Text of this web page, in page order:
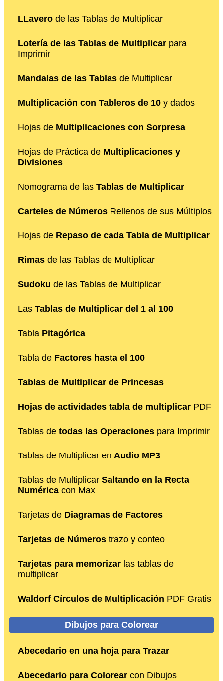
LLavero de las Tablas de Multiplicar
Lotería de las Tablas de Multiplicar para
Imprimir
Mandalas de las Tablas de Multiplicar
Multiplicación con Tableros de 10 y dados
Hojas de Multiplicaciones con Sorpresa
Hojas de Práctica de Multiplicaciones y
Divisiones
Nomograma de las Tablas de Multiplicar
Carteles de Números Rellenos de sus Múltiplos
Hojas de Repaso de cada Tabla de Multiplicar
Rimas de las Tablas de Multiplicar
Sudoku de las Tablas de Multiplicar
Las Tablas de Multiplicar del 1 al 100
Tabla Pitagórica
Tabla de Factores hasta el 100
Tablas de Multiplicar de Princesas
Hojas de actividades tabla de multiplicar PDF
Tablas de todas las Operaciones para Imprimir
Tablas de Multiplicar en Audio MP3
Tablas de Multiplicar Saltando en la Recta
Numérica con Max
Tarjetas de Diagramas de Factores
Tarjetas de Números trazo y conteo
Tarjetas para memorizar las tablas de
multiplicar
Waldorf Círculos de Multiplicación PDF Gratis
Dibujos para Colorear
Abecedario en una hoja para Trazar
Abecedario para Colorear con Dibujos